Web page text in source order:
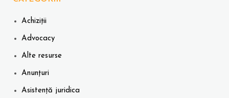
Achiziții
Advocacy
Alte resurse
Anunțuri
Asistență juridica